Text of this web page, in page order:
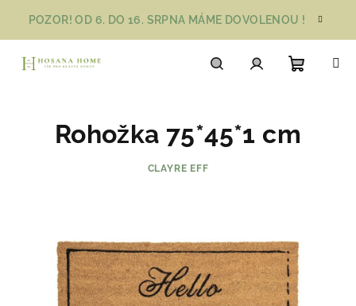
obsah
POZOR! OD 6. DO 16. SRPNA MÁME DOVOLENOU !
košík
Rohožka 75*45*1 cm
CLAYRE EFF